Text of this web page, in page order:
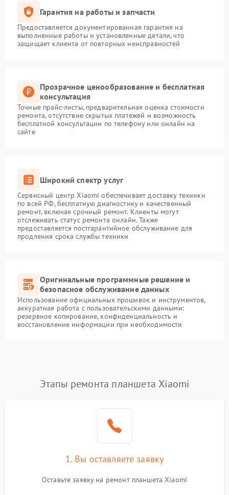
Гарантия на работы и запчасти
Предоставляется документированная гарантия на
выполненные работы и установленные детали, что
защищает клиента от повторных неисправностей
Прозрачное ценообразование и бесплатная
консультация
Точные прайс-листы, предварительная оценка стоимости
ремонта, отсутствие скрытых платежей и возможность
бесплатной консультации по телефону или онлайн на
сайте
Широкий спектр услуг
Сервисный центр Xiaomi обеспечивает доставку техники
по всей РФ, бесплатную диагностику и качественный
ремонт, включая срочный ремонт. Клиенты могут
отслеживать статус ремонта онлайн. Также
предоставляется постгарантийное обслуживание для
продления срока службы техники
Оригинальные программные решение и
безопасное обслуживание данных
Использование официальных прошивок и инструментов,
аккуратная работа с пользовательскими данными:
резервное копирование, конфиденциальность и
восстановление информации при необходимости
Этапы ремонта планшета Xiaomi
1. Вы оставляете заявку
Оставьте заявку на ремонт планшета Xiaomi